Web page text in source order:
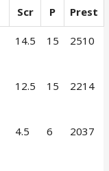
Scr P Prest
14.5 15 2510
12.5 15 2214
4.5 6 2037